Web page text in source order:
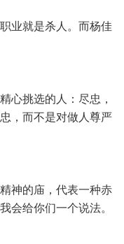
业就是杀人。而杨佳
心挑选的人：尽忠，
，而不是对做人尊严
神的庙，代表一种赤
会给你们一个说法。